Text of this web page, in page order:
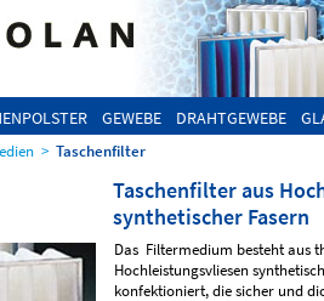
GEWEBE DRAHTGEWEBE
> Taschenfilter
Taschenfilter aus
synthetischer Fasern
Das Filtermedium besteht aus
Hochleistungsvliesen
konfektioniert, die sicher und